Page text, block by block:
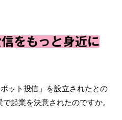
をもっと身近に
ット投信」を設立されたとの
起業を決意されたのですか。